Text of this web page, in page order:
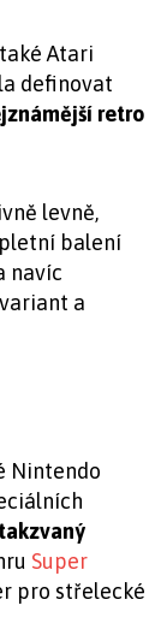
Atari
definovat
retro
levně,
balení
navíc
a
Nintendo
Super
pro střelecké